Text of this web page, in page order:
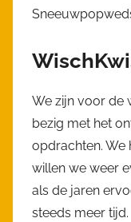
We zijn voor de
bezig met het
opdrachten. We
willen we weer
als de jaren
steeds meer tijd.